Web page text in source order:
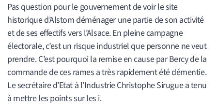
Pas question pour le gouvernement de voir le site
historique d’Alstom déménager une partie de son activité
et de ses effectifs vers l’Alsace. En pleine campagne
électorale, c’est un risque industriel que personne ne veut
prendre. C’est pourquoi la remise en cause par Bercy de la
commande de ces rames a très rapidement été démentie.
Le secrétaire d’Etat à l’Industrie Christophe Sirugue a tenu
à mettre les points sur les i.